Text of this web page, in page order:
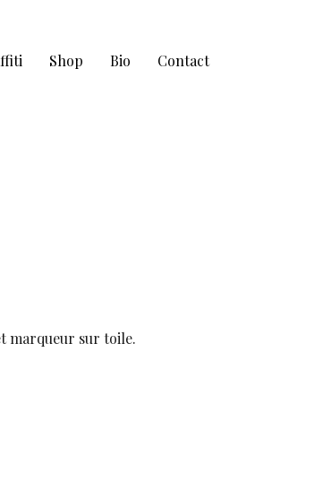
Shop Bio Contact
marqueur sur toile.